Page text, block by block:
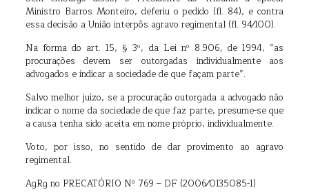
Ministro Barros Monteiro, deferiu o pedido (fl. 84), e contra
essa decisão a União interpôs agravo regimental (fl. 94⁄100).
Na forma do art. 15, § 3º, da Lei nº 8.906, de 1994, “as
procurações devem ser outorgadas individualmente aos
advogados e indicar a sociedade de que façam parte”.
Salvo melhor juízo, se a procuração outorgada a advogado não
indicar o nome da sociedade de que faz parte, presume-se que
a causa tenha sido aceita em nome próprio, individualmente.
Voto, por isso, no sentido de dar provimento ao agravo
regimental.
AgRg no PRECATÓRIO Nº 769 – DF (2006⁄0135085-1)